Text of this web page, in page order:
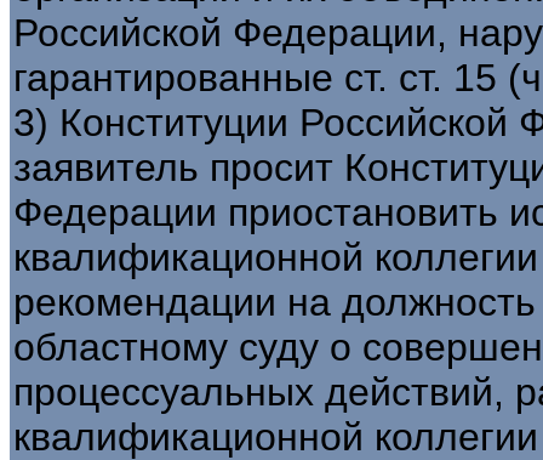
Российской Федерации,
гарантированные ст. ст. 15
3) Конституции Российской
заявитель просит
Федерации приостановить
квалификационной
рекомендации на
областному суду о
процессуальных действий,
квалификационной